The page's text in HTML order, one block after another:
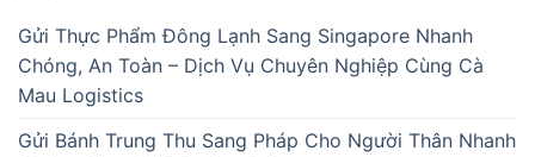
Gửi Thực Phẩm Đông Lạnh Sang Singapore Nhanh
Chóng, An Toàn – Dịch Vụ Chuyên Nghiệp Cùng Cà
Mau Logistics
Gửi Bánh Trung Thu Sang Pháp Cho Người Thân Nhanh